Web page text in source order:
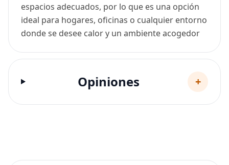
espacios adecuados, por lo que es una opción
ideal para hogares, oficinas o cualquier entorno
donde se desee calor y un ambiente acogedor
Opiniones +